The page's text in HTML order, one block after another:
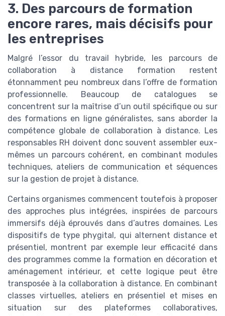
3. Des parcours de formation
encore rares, mais décisifs pour
les entreprises
Malgré l’essor du travail hybride, les parcours de
collaboration à distance formation restent
étonnamment peu nombreux dans l’offre de formation
professionnelle. Beaucoup de catalogues se
concentrent sur la maîtrise d’un outil spécifique ou sur
des formations en ligne généralistes, sans aborder la
compétence globale de collaboration à distance. Les
responsables RH doivent donc souvent assembler eux-
mêmes un parcours cohérent, en combinant modules
techniques, ateliers de communication et séquences
sur la gestion de projet à distance.
Certains organismes commencent toutefois à proposer
des approches plus intégrées, inspirées de parcours
immersifs déjà éprouvés dans d’autres domaines. Les
dispositifs de type phygital, qui alternent distance et
présentiel, montrent par exemple leur efficacité dans
des programmes comme la formation en décoration et
aménagement intérieur, et cette logique peut être
transposée à la collaboration à distance. En combinant
classes virtuelles, ateliers en présentiel et mises en
situation sur des plateformes collaboratives,